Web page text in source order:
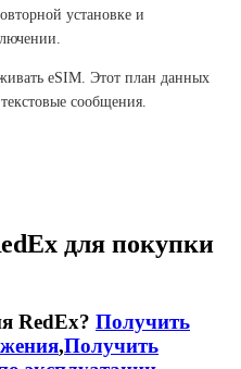
установке и
eSIM. Этот план данных
сообщения.
для покупки
RedEx? Получить
,Получить